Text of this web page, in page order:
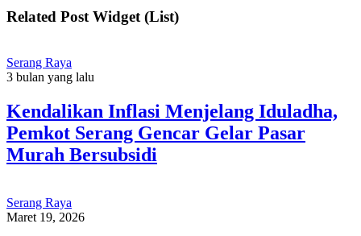
Related Post Widget (List)
Serang Raya
3 bulan yang lalu
Kendalikan Inflasi Menjelang Iduladha,
Pemkot Serang Gencar Gelar Pasar
Murah Bersubsidi
Serang Raya
Maret 19, 2026